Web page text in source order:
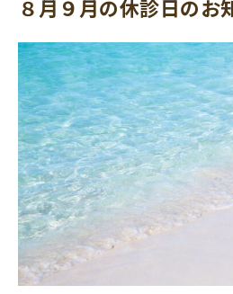
８月９月の休診日のお